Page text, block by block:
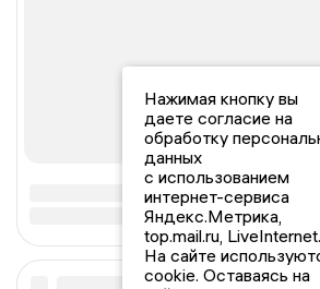
Нажимая кнопку вы
даете согласие на
обработку
данных
с использованием
интернет-сервиса
Яндекс.Метрика,
top.mail.ru, LiveInternet.
На сайте
cookie. Оставаясь на